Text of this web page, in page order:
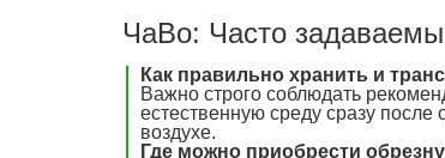
ЧаВо: Часто
Как правильно хранить и
Важно строго соблюдать
естественную среду сразу после
воздухе.
Где можно приобрести